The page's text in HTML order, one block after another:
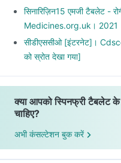
सिनारिज़िन15 एमजी टैबलेट -
Medicines.org.uk। 2021
सीडीएससीओ [इंटरनेट]।
को स्रोत देखा गया]
क्या आपको स्पिनफ्री टैबलेट के
चाहिए?
अभी कंसल्टेशन बुक करें